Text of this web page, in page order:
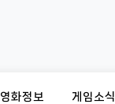
영화정보 게임소식